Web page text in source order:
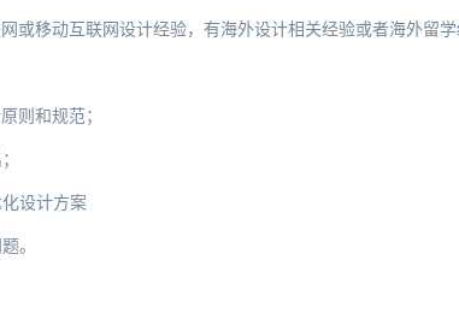
或移动互联网设计经验，有海外设计相关经验或者海外留
则和规范；
设计方案
。